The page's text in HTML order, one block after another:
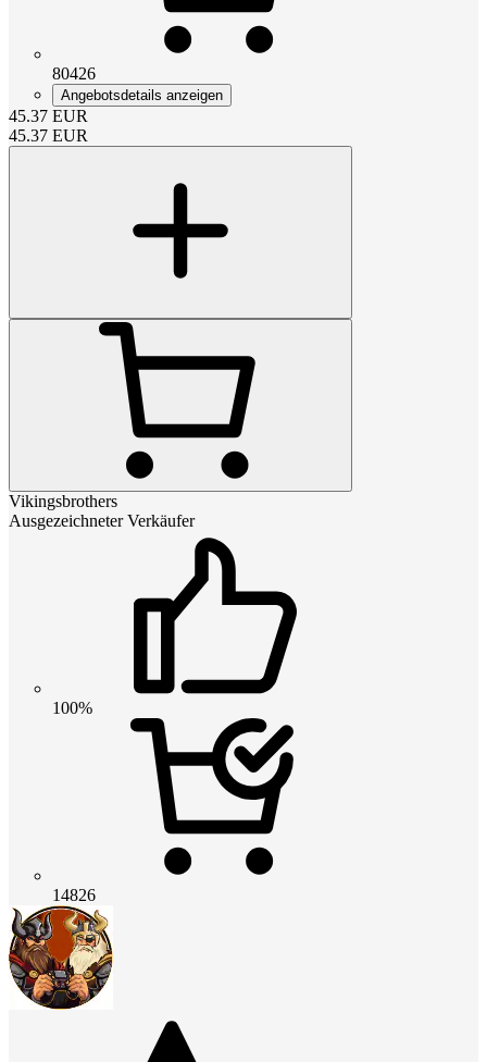
80426
Angebotsdetails anzeigen
45.37 EUR
45.37 EUR
Vikingsbrothers
Ausgezeichneter Verkäufer
100%
14826